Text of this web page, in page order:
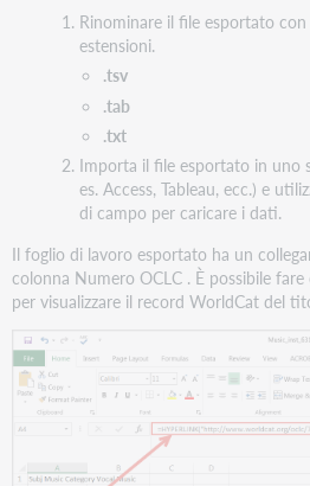
Rinominare il file esportato
estensioni.
.tsv
.tab
.txt
Importa il file esportato in uno
es. Access, Tableau, ecc.) e
di campo per caricare i dati.
Il foglio di lavoro esportato ha un
colonna Numero OCLC . È possibile
per visualizzare il record WorldCat del